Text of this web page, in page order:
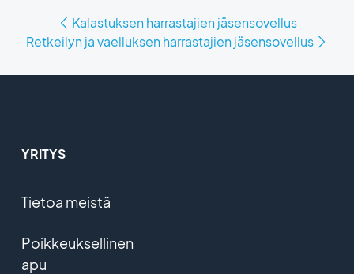
Kalastuksen harrastajien jäsensovellus
Retkeilyn ja vaelluksen harrastajien jäsensovellus
YRITYS
Tietoa meistä
Poikkeuksellinen
apu